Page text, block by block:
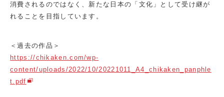
消費されるのではなく、新たな日本の「文化」として受け継が
れることを目指しています。
＜過去の作品＞
https://chikaken.com/wp-
content/uploads/2022/10/20221011_A4_chikaken_panphle
t.pdf